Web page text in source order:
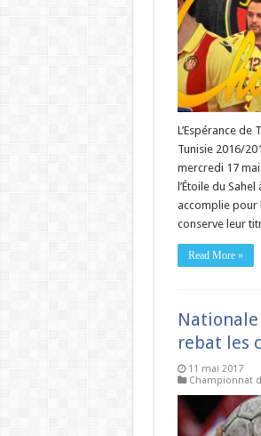
L’Espérance de
Tunisie 2016/
mercredi 17
l’Étoile du
accomplie pour
conserve leur
Read More »
Nationale
rebat les
11 mai 2017
Championnat